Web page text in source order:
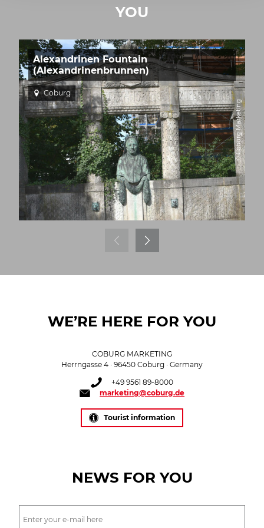
YOU
Alexandrinen Fountain
(Alexandrinenbrunnen)
Coburg
© Coburg Marketing
WE’RE HERE FOR YOU
COBURG MARKETING
Herrngasse 4 · 96450 Coburg · Germany
+49 9561 89-8000
marketing@coburg.de
Tourist information
NEWS FOR YOU